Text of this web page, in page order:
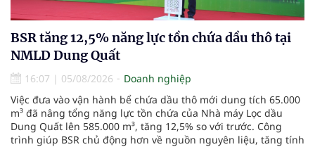
BSR tăng 12,5% năng lực tồn chứa dầu thô tại
NMLD Dung Quất
16:07 | 05/08/2026
Doanh nghiệp
Việc đưa vào vận hành bể chứa dầu thô mới dung tích 65.000
m³ đã nâng tổng năng lực tồn chứa của Nhà máy Lọc dầu
Dung Quất lên 585.000 m³, tăng 12,5% so với trước. Công
trình giúp BSR chủ động hơn về nguồn nguyên liệu, tăng tính